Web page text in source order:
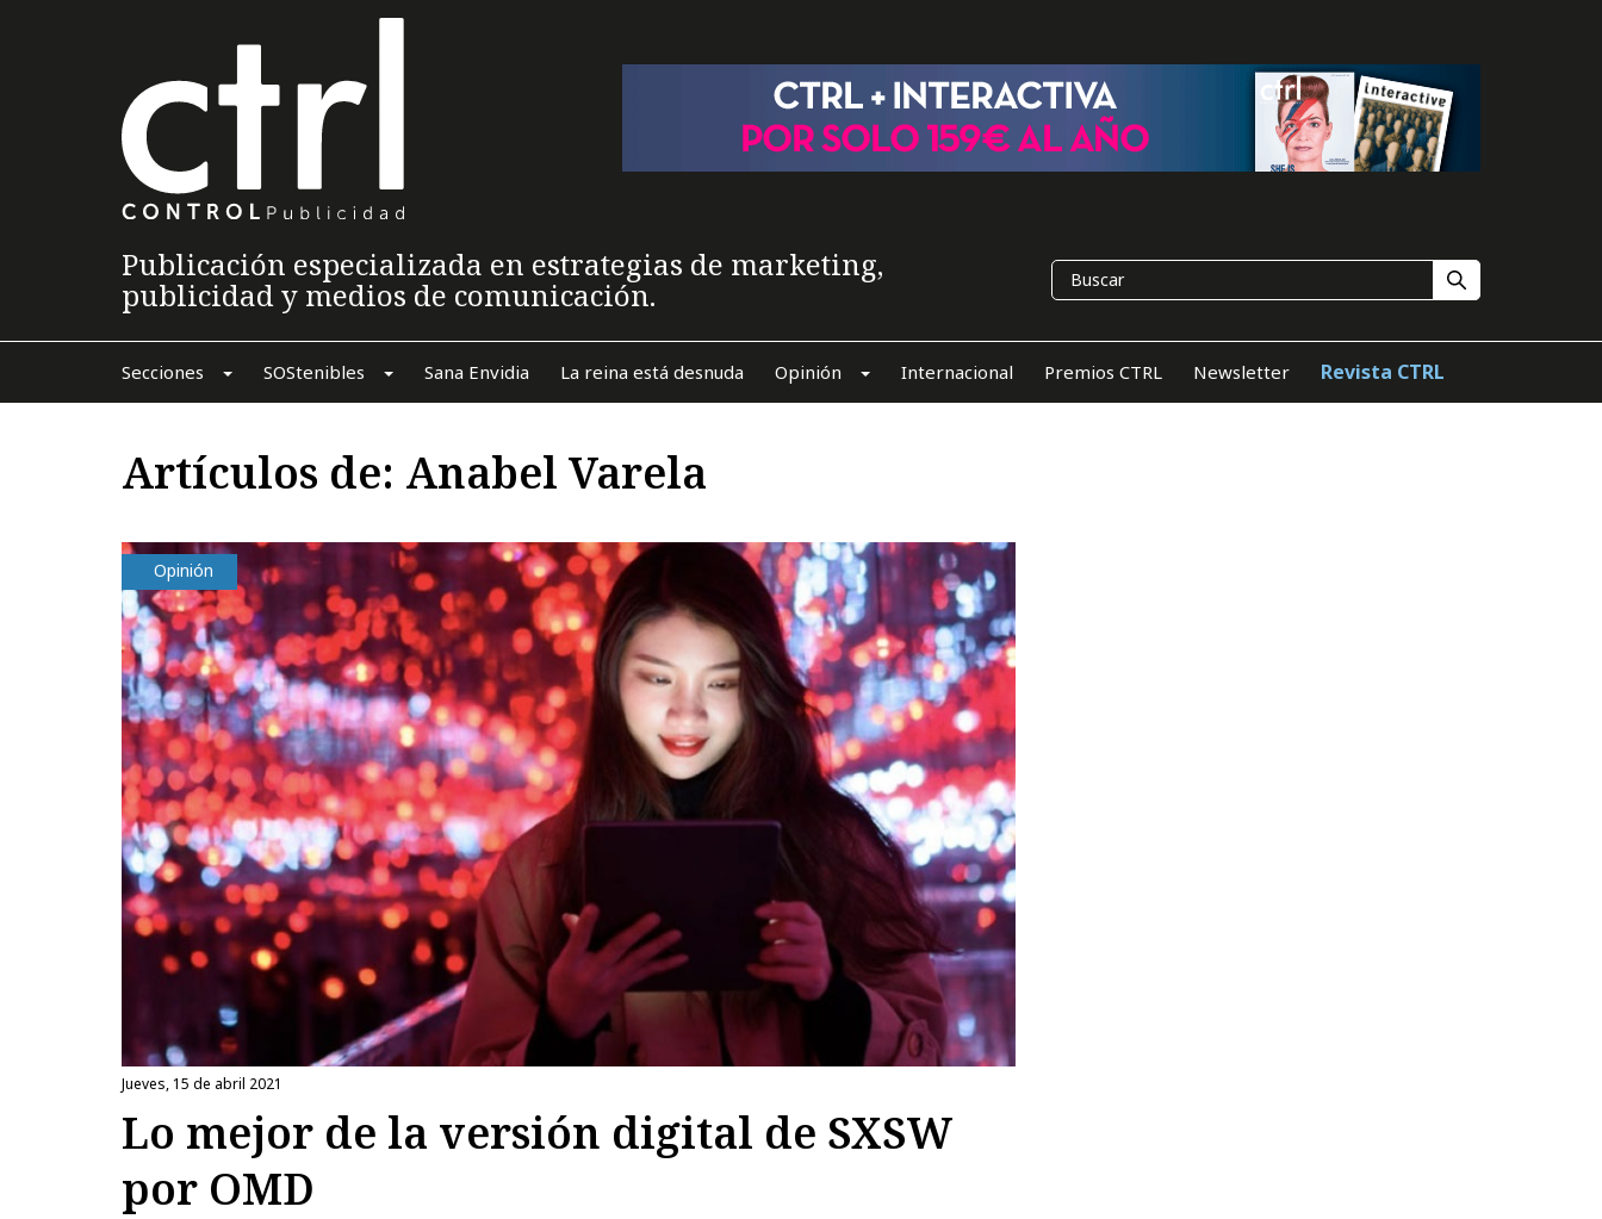
Publicación especializada en estrategias de marketing,
publicidad y medios de comunicación.
Secciones SOStenibles Sana Envidia La reina está desnuda Opinión Internacional Premios CTRL Newsletter Revista CTRL
Artículos de: Anabel Varela
Opinión
jueves, 15 de abril 2021
Lo mejor de la versión digital de SXSW
por OMD